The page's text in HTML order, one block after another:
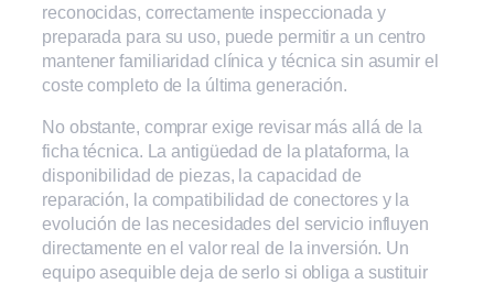
reconocidas, correctamente inspeccionada y
preparada para su uso, puede permitir a un centro
mantener familiaridad clínica y técnica sin asumir el
coste completo de la última generación.
No obstante, comprar exige revisar más allá de la
ficha técnica. La antigüedad de la plataforma, la
disponibilidad de piezas, la capacidad de
reparación, la compatibilidad de conectores y la
evolución de las necesidades del servicio influyen
directamente en el valor real de la inversión. Un
equipo asequible deja de serlo si obliga a sustituir